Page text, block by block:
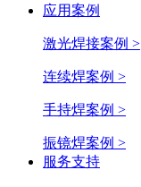
应用案例
激光焊接案例 >
连续焊案例 >
手持焊案例 >
振镜焊案例 >
服务支持